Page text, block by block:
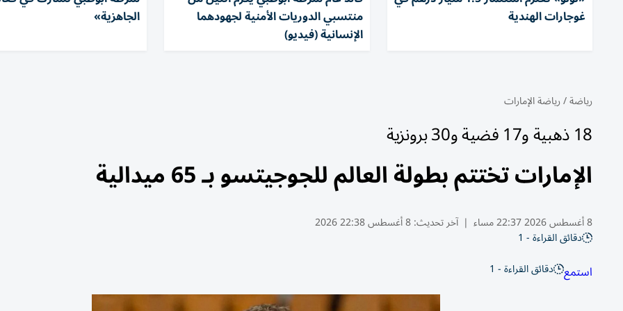
غوجارات الهندية منتسبي الدوريات الأمنية لجهودهما
الإنسانية (فيديو)
الجاهزية»
رياضة/رياضة الإمارات
18 ذهبية و17 فضية و30 برونزية
الإمارات تختتم بطولة العالم للجوجيتسو بـ 65 ميدالية
8 أغسطس 2026 22:37 مساء | آخر تحديث:8 أغسطس 22:38 2026
دقائق القراءة - 1
استمع دقائق القراءة - 1